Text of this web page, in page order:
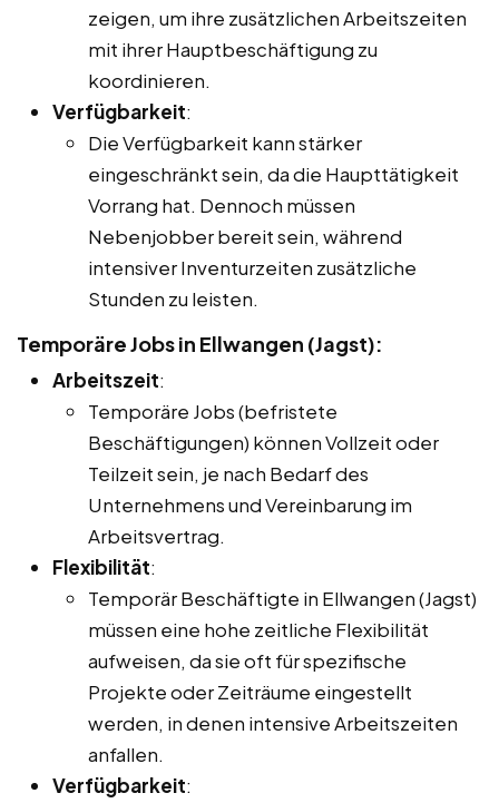
zeigen, um ihre zusätzlichen Arbeitszeiten
mit ihrer Hauptbeschäftigung zu
koordinieren.
Verfügbarkeit:
Die Verfügbarkeit kann stärker
eingeschränkt sein, da die Haupttätigkeit
Vorrang hat. Dennoch müssen
Nebenjobber bereit sein, während
intensiver Inventurzeiten zusätzliche
Stunden zu leisten.
Temporäre Jobs in Ellwangen (Jagst):
Arbeitszeit:
Temporäre Jobs (befristete
Beschäftigungen) können Vollzeit oder
Teilzeit sein, je nach Bedarf des
Unternehmens und Vereinbarung im
Arbeitsvertrag.
Flexibilität:
Temporär Beschäftigte in Ellwangen (Jagst)
müssen eine hohe zeitliche Flexibilität
aufweisen, da sie oft für spezifische
Projekte oder Zeiträume eingestellt
werden, in denen intensive Arbeitszeiten
anfallen.
Verfügbarkeit: